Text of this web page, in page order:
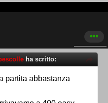
ha scritto:
partita abbastanza